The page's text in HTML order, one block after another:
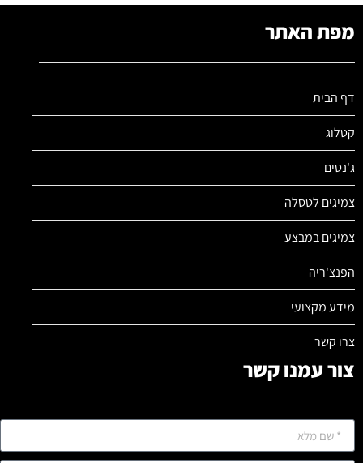
מפת האתר
דף הבית
קטלוג
ג'נטים
צמיגים לטסלה
צמיגים במבצע
הפנצ'ריה
מידע מקצועי
צרו קשר
צור עמנו קשר